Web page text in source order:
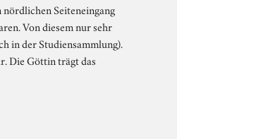
Seiteneingang
Von diesem nur sehr
in der Studiensammlung).
Die Göttin trägt das